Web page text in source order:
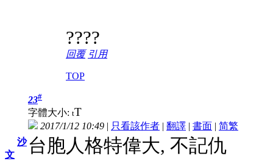
????
回覆 引用
TOP
沙
文
23#
字體大小: tT
2017/1/12 10:49 | 只看該作者 | 翻譯 | 書面 | 简繁
台胞人格特偉大, 不記仇